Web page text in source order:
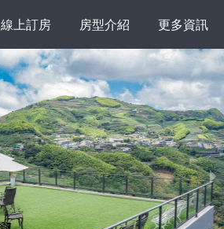
線上訂房 房型介紹 更多資訊